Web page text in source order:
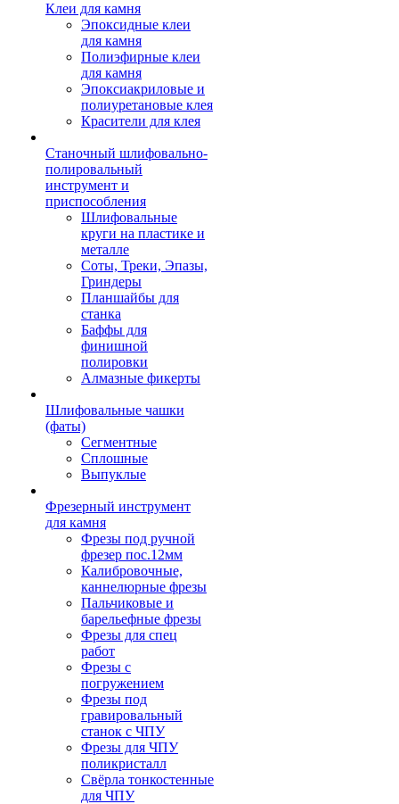
Клеи для камня
Эпоксидные клеи
для камня
Полиэфирные клеи
для камня
Эпоксиакриловые и
полиуретановые клея
Красители для клея
Станочный шлифовально-
полировальный
инструмент и
приспособления
Шлифовальные
круги на пластике и
металле
Соты, Треки, Эпазы,
Гриндеры
Планшайбы для
станка
Баффы для
финишной
полировки
Алмазные фикерты
Шлифовальные чашки
(фаты)
Сегментные
Сплошные
Выпуклые
Фрезерный инструмент
для камня
Фрезы под ручной
фрезер пос.12мм
Калибровочные,
каннелюрные фрезы
Пальчиковые и
барельефные фрезы
Фрезы для спец
работ
Фрезы с
погружением
Фрезы под
гравировальный
станок с ЧПУ
Фрезы для ЧПУ
поликристалл
Свёрла тонкостенные
для ЧПУ